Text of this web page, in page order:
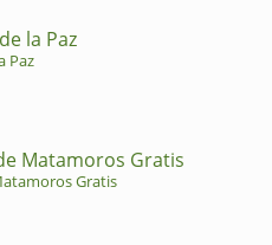
la Paz
Paz
Matamoros Gratis
Gratis